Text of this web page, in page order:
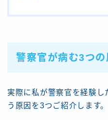
警察官が病む3つの
実際に私が警察官を経験し
う原因を3つご紹介します。